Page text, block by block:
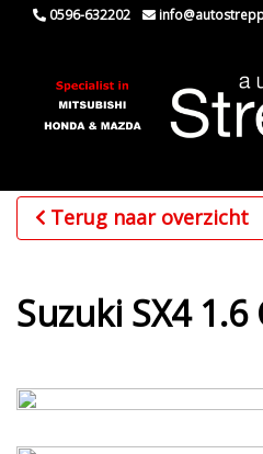
0596-632202
Terug naar overzicht
Suzuki SX4